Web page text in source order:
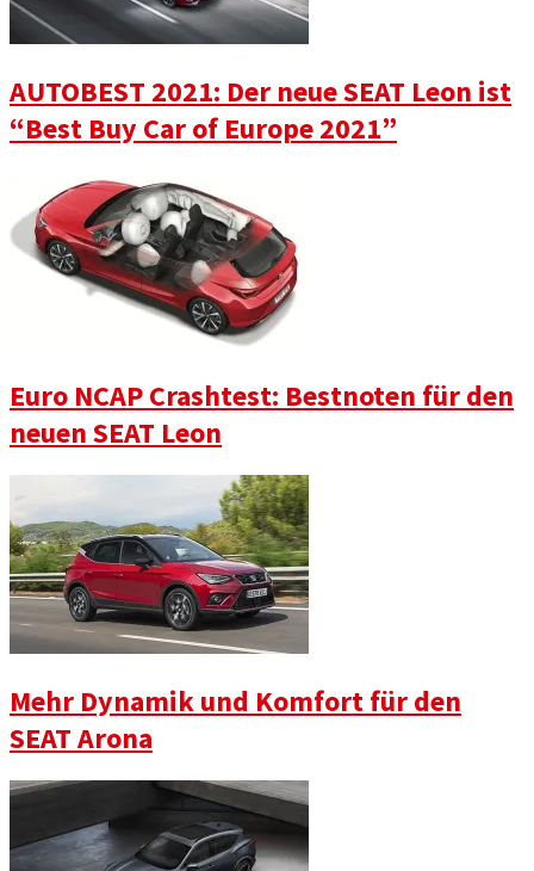
AUTOBEST 2021: Der neue SEAT Leon ist
“Best Buy Car of Europe 2021”
Euro NCAP Crashtest: Bestnoten für den
neuen SEAT Leon
Mehr Dynamik und Komfort für den
SEAT Arona